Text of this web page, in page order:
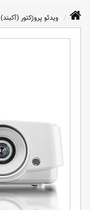
ویدئو پروژکتور (آکبند)